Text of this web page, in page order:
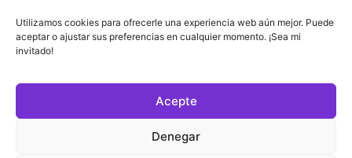
Utilizamos cookies para ofrecerle una experiencia web aún mejor. Puede
aceptar o ajustar sus preferencias en cualquier momento. ¡Sea mi
invitado!
Acepte
Denegar
Servicio de asistencia
|
Atención al cliente
(21) 3180-0616